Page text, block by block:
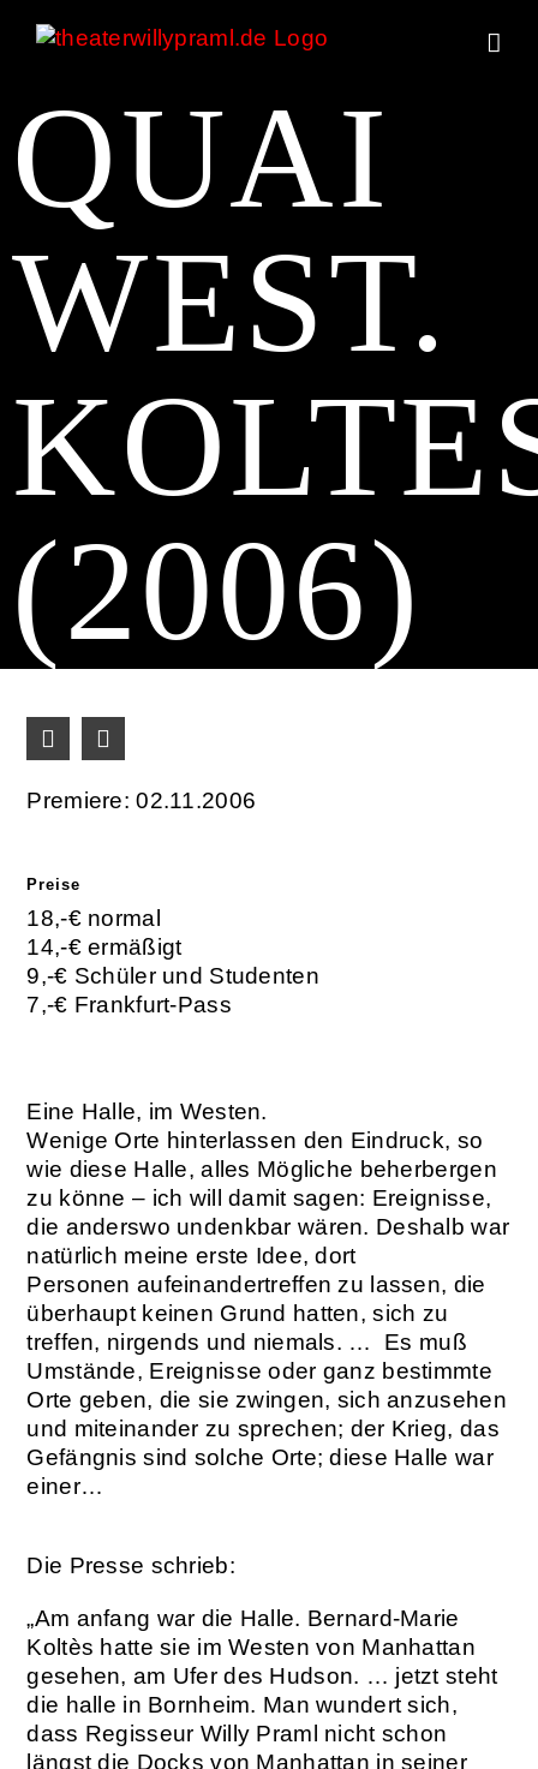
Inhalt
QUAI
WEST.
(2006)
Premiere: 02.11.2006
Preise
18,-€ normal
14,-€ ermäßigt
9,-€ Schüler und Studenten
7,-€ Frankfurt-Pass
Eine Halle, im Westen.
Wenige Orte hinterlassen den Eindruck, so
wie diese Halle, alles Mögliche beherbergen
zu könne – ich will damit sagen: Ereignisse,
die anderswo undenkbar wären. Deshalb war
natürlich meine erste Idee, dort
Personen aufeinandertreffen zu lassen, die
überhaupt keinen Grund hatten, sich zu
treffen, nirgends und niemals. …
Es muß
Umstände, Ereignisse oder ganz bestimmte
Orte geben, die sie zwingen, sich anzusehen
und miteinander zu sprechen; der Krieg, das
Gefängnis sind solche Orte; diese Halle war
einer…
Die Presse schrieb:
„Am anfang war die Halle. Bernard-Marie
Koltès hatte sie im Westen von Manhattan
gesehen, am Ufer des Hudson. … jetzt steht
die halle in Bornheim. Man wundert sich,
dass Regisseur Willy Praml nicht schon
längst die Docks von Manhattan in seiner